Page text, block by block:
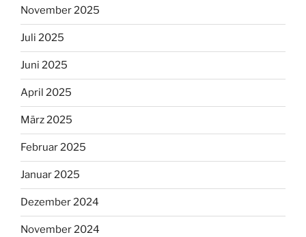
November 2025
Juli 2025
Juni 2025
April 2025
März 2025
Februar 2025
Januar 2025
Dezember 2024
November 2024